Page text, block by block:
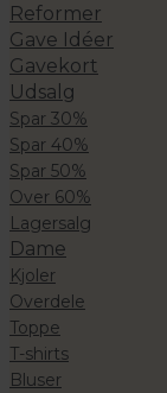
Reformer
Gave Idéer
Gavekort
Udsalg
Spar 30%
Spar 40%
Spar 50%
Over 60%
Lagersalg
Dame
Kjoler
Overdele
Toppe
T-shirts
Bluser